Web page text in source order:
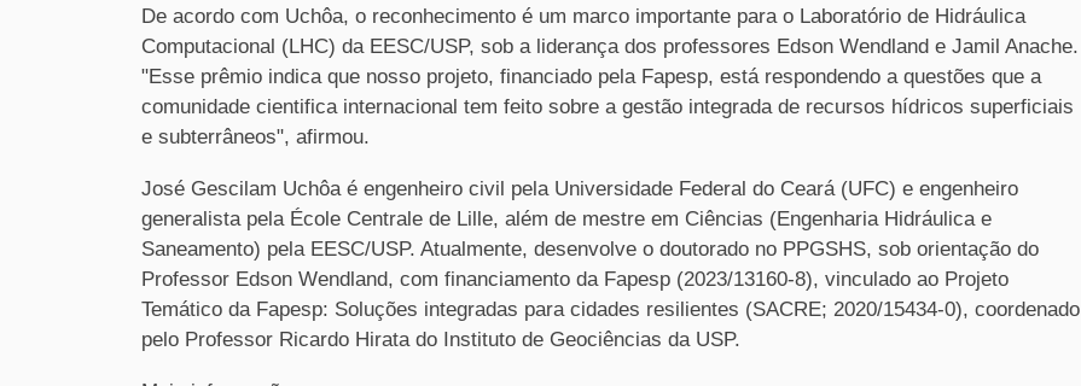
De acordo com Uchôa, o reconhecimento é um marco importante para o Laboratório de Hidráulica
Computacional (LHC) da EESC/USP, sob a liderança dos professores Edson Wendland e Jamil Anache.
"Esse prêmio indica que nosso projeto, financiado pela Fapesp, está respondendo a questões que a
comunidade cientifica internacional tem feito sobre a gestão integrada de recursos hídricos superficiais
e subterrâneos", afirmou.
José Gescilam Uchôa é engenheiro civil pela Universidade Federal do Ceará (UFC) e engenheiro
generalista pela École Centrale de Lille, além de mestre em Ciências (Engenharia Hidráulica e
Saneamento) pela EESC/USP. Atualmente, desenvolve o doutorado no PPGSHS, sob orientação do
Professor Edson Wendland, com financiamento da Fapesp (2023/13160-8), vinculado ao Projeto
Temático da Fapesp: Soluções integradas para cidades resilientes (SACRE; 2020/15434-0), coordenado
pelo Professor Ricardo Hirata do Instituto de Geociências da USP.